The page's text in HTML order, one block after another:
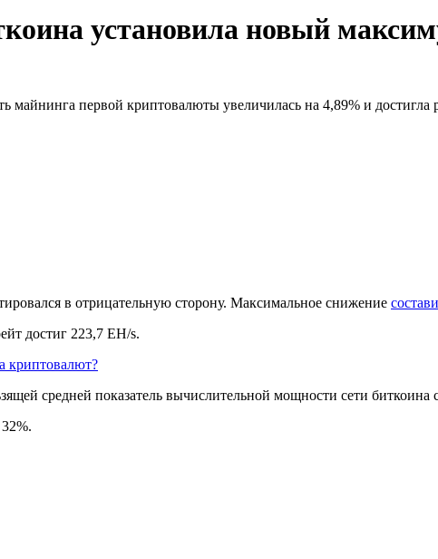
установила новый
майнинга первой криптовалюты увеличилась на 4,89% и
в отрицательную сторону. Максимальное снижение
достиг 223,7 EH/s.
криптовалют?
средней показатель вычислительной мощности сети